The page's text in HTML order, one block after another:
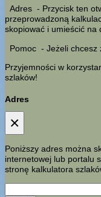
Adres - Przycisk ten
przeprowadzoną
skopiować i umieścić na
Pomoc - Jeżeli chcesz
Przyjemności w
szlaków!
Adres
×
Poniższy adres można
internetowej lub portalu
stronę kalkulatora